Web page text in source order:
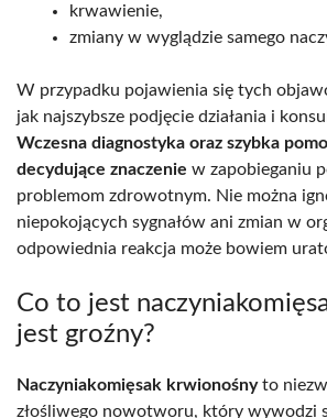
krwawienie,
zmiany w wyglądzie samego
W przypadku pojawienia się tych
jak najszybsze podjęcie działania i
Wczesna diagnostyka oraz szybka
decydujące znaczenie w zapobieganiu
problemom zdrowotnym. Nie można
niepokojących sygnałów ani zmian w
odpowiednia reakcja może bowiem
Co to jest
jest groźny?
Naczyniakomięsak krwionośnyto
złośliwego nowotworu, który wywodzi